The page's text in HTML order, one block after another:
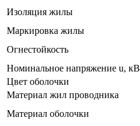
Изоляция жилы
Маркировка жилы
Огнестойкость
Номинальное напряжение u, кВ
Цвет оболочки
Материал жил проводника
Материал оболочки